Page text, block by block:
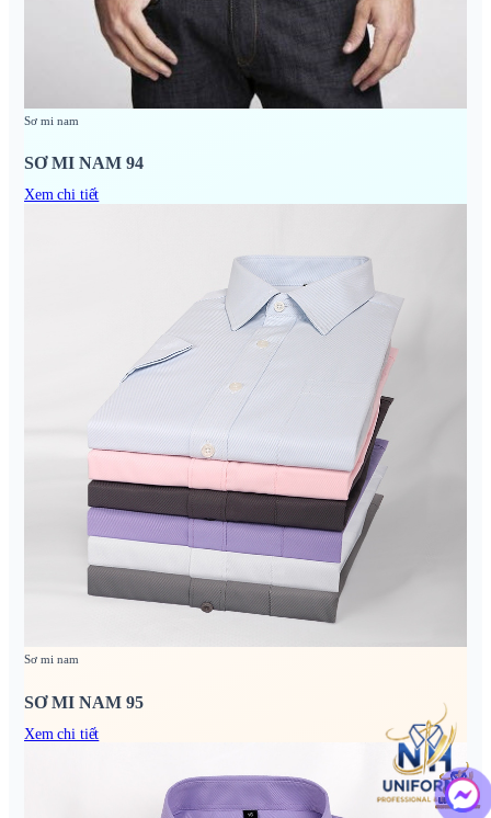
Sơ mi nam
SƠ MI NAM 94
Xem chi tiết
Sơ mi nam
SƠ MI NAM 95
Xem chi tiết